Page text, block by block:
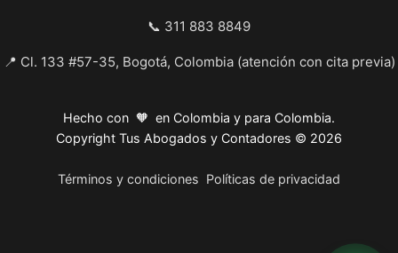
📞 311 883 8849
📍 Cl. 133 #57-35, Bogotá, Colombia (atención con cita previa)
Hecho con 🧡 en Colombia y para Colombia.
Copyright Tus Abogados y Contadores © 2026
Términos y condiciones Políticas de privacidad